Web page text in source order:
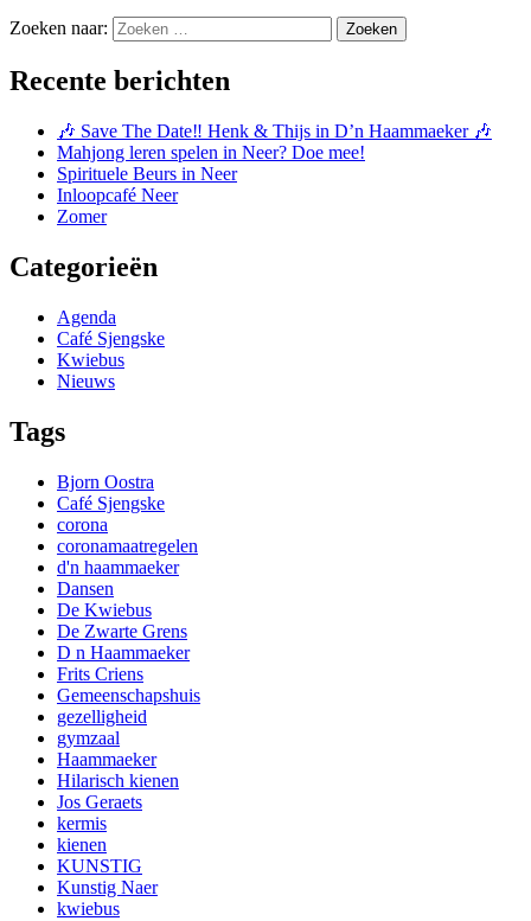
Zoeken naar: Zoeken
Recente berichten
🎶 Save The Date‼️ Henk & Thijs in D’n Haammaeker 🎶
Mahjong leren spelen in Neer? Doe mee!
Spirituele Beurs in Neer
Inloopcafé Neer
Zomer
Categorieën
Agenda
Café Sjengske
Kwiebus
Nieuws
Tags
Bjorn Oostra
Café Sjengske
corona
coronamaatregelen
d'n haammaeker
Dansen
De Kwiebus
De Zwarte Grens
D n Haammaeker
Frits Criens
Gemeenschapshuis
gezelligheid
gymzaal
Haammaeker
Hilarisch kienen
Jos Geraets
kermis
kienen
KUNSTIG
Kunstig Naer
kwiebus